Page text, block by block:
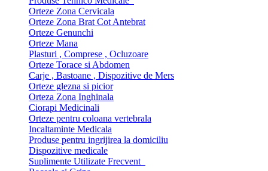
Orteze Zona Cervicala
Orteze Zona Brat Cot Antebrat
Orteze Genunchi
Orteze Mana
Plasturi , Comprese , Ocluzoare
Orteze Torace si Abdomen
Carje , Bastoane , Dispozitive de Mers
Orteze glezna si picior
Orteza Zona Inghinala
Ciorapi Medicinali
Orteze pentru coloana vertebrala
Incaltaminte Medicala
Produse pentru ingrijirea la domiciliu
Dispozitive medicale
Suplimente Utilizate Frecvent